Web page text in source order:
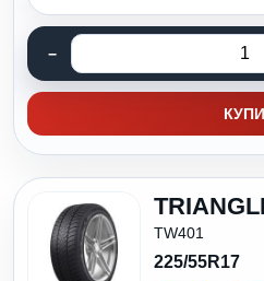
КУПИ
TW401
225/55R17